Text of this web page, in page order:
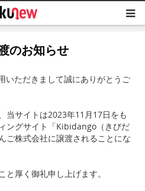
のお知らせ
いただきまして誠にありがとうご
当サイトは2023年11月17日をも
ングサイト「Kibidango（きびだ
ご株式会社に譲渡されることにな
厚く御礼申し上げます。